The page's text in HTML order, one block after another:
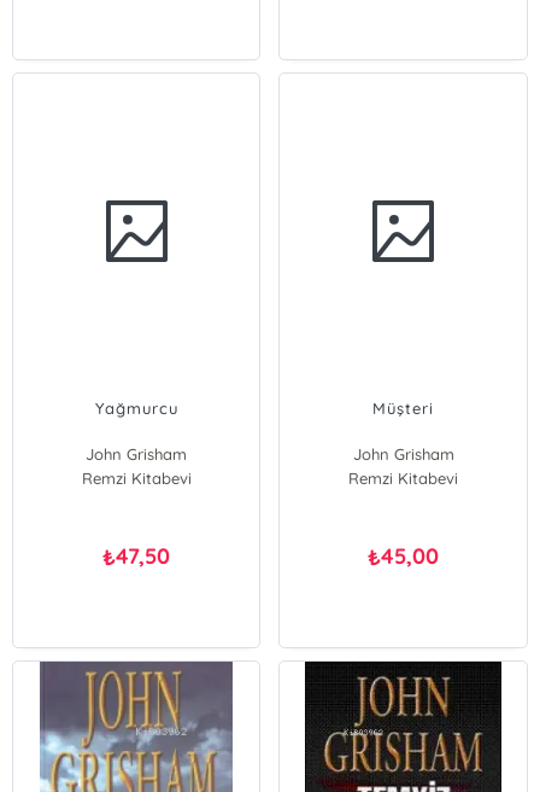
Yağmurcu
John Grisham
Remzi Kitabevi
₺47,50
Müşteri
John Grisham
Remzi Kitabevi
₺45,00